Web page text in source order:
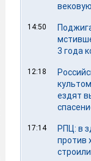
14:50
3 года
12:18
ездят
17:14
РПЦ: в
против